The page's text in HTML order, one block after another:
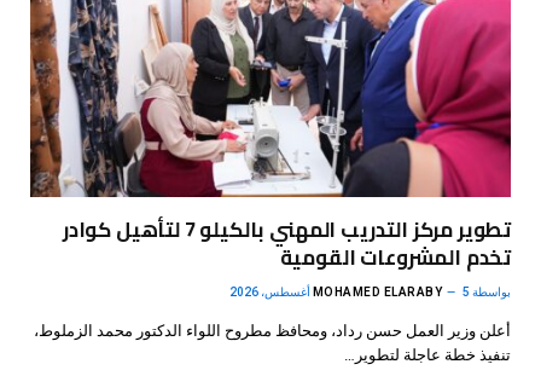
تطوير مركز التدريب المهني بالكيلو 7 لتأهيل كوادر
تخدم المشروعات القومية
بواسطة MOHAMED ELARABY 5 أغسطس، 2026
أعلن وزير العمل حسن رداد، ومحافظ مطروح اللواء الدكتور محمد الزملوط،
تنفيذ خطة عاجلة لتطوير…